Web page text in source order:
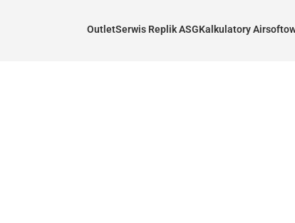
OutletSerwis Replik ASGKalkulatory